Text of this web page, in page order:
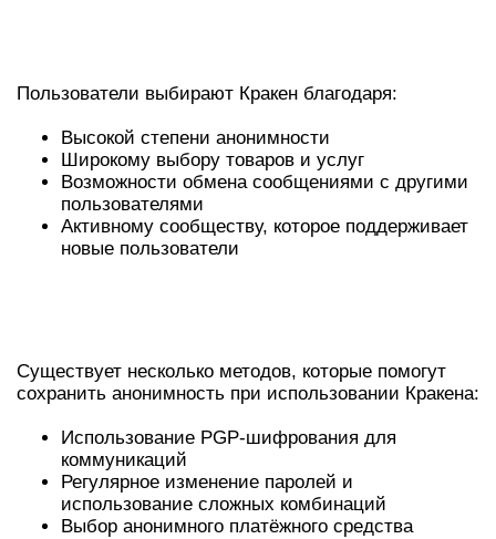
Пользователи выбирают Кракен благодаря:
Высокой степени анонимности
Широкому выбору товаров и услуг
Возможности обмена сообщениями с другими
пользователями
Активному сообществу, которое поддерживает
новые пользователи
Существует несколько методов, которые помогут
сохранить анонимность при использовании Кракена:
Использование PGP-шифрования для
коммуникаций
Регулярное изменение паролей и
использование сложных комбинаций
Выбор анонимного платёжного средства